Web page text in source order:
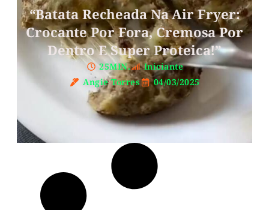
“Batata Recheada Na Air Fryer:
Crocante Por Fora, Cremosa Por
Dentro E Super Proteica!”
25MIN.
Iniciante
Angie Torres
04/03/2025